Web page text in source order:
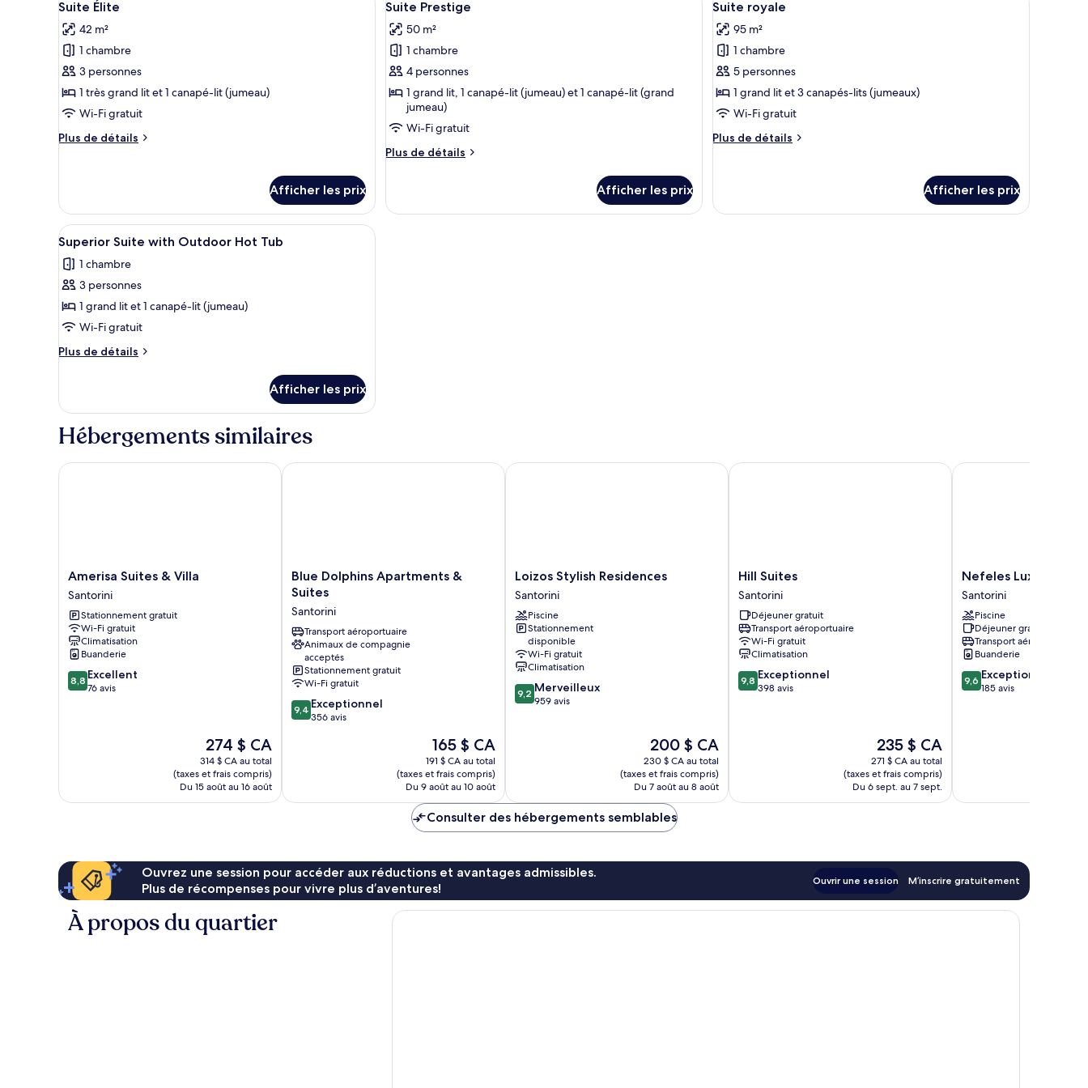
toutes
les
photos
pour
ce
type
chambre :
5
Suite Élite
42 m²
1 chambre
3 personnes
1 très grand lit et 1 canapé-lit (jumeau)
Wi-Fi gratuit
Plus de détails
Plus
Élite
Afficher les prix
toutes
les
photos
pour
ce
type
de
chambre :
9
Suite Prestige
50 m²
1 chambre
4 personnes
1 grand lit, 1 canapé-lit (jumeau) et 1 canapé-lit (grand
jumeau)
Wi-Fi gratuit
Plus de détails
Plus
Suite
Afficher les prix
toutes
les
photos
pour
ce
type
chambre :
8
Suite royale
95 m²
1 chambre
5 personnes
1 grand lit et 3 canapés-lits (jumeaux)
Wi-Fi gratuit
Plus de détails
Plus
royale
Afficher les prix
Afficher
toutes
les
photos
pour
ce
type
de
Superior
Suite
with
Hot
Une chambre à coucher moderne avec un lit, une table de chevet, un miroir et une serviette suspendue.
1
Superior Suite with Outdoor Hot Tub
1 chambre
3 personnes
1 grand lit et 1 canapé-lit (jumeau)
Wi-Fi gratuit
Plus de détails
Plus
Superior
Suite
with
Hot
Afficher les prix
Hébergements similaires
Amerisa
Suites
&
Villa
Santorini
Amerisa Suites & Villa
Santorini
Stationnement gratuit
Wi-Fi gratuit
Climatisation
Buanderie
8.8
sur
8,8 Excellent
76 avis
Le
prix
est
de
274 $ CA
274 $ CA
314 $ CA au total
(taxes et frais compris)
Du 15 août au 16 août
Amerisa Suites & Villa
Blue
Dolphins
&
Suites
Santorini
Blue Dolphins Apartments &
Suites
Santorini
Transport aéroportuaire
Animaux de compagnie
acceptés
Stationnement gratuit
Wi-Fi gratuit
9.4
sur
9,4 Exceptionnel
356 avis
Le
prix
est
de
165 $ CA
165 $ CA
191 $ CA au total
(taxes et frais compris)
Du 9 août au 10 août
Blue Dolphins Apartments & Suites
Loizos
Stylish
Residences
Santorini
Loizos Stylish Residences
Santorini
Piscine
Stationnement
disponible
Wi-Fi gratuit
Climatisation
9.2
sur
9,2 Merveilleux
959 avis
Le
prix
est
de
200 $ CA
200 $ CA
230 $ CA au total
(taxes et frais compris)
Du 7 août au 8 août
Loizos Stylish Residences
Hill
Suites
Santorini
Hill Suites
Santorini
Déjeuner gratuit
Transport aéroportuaire
Wi-Fi gratuit
Climatisation
9.8
sur
9,8 Exceptionnel
398 avis
Le
prix
est
de
235 $ CA
235 $ CA
271 $ CA au total
(taxes et frais compris)
Du 6 sept. au 7 sept.
Hill Suites
Nefeles
Luxury
Suites
Santorini
Nefeles Luxury
Santorini
Piscine
Déjeuner gratuit
Transport aéroportuaire
Buanderie
9.6
sur
9,6 Exceptionnel
185 avis
Nefeles Luxury Suites
Consulter des hébergements semblables
Ouvrez une session pour accéder aux réductions et avantages admissibles.
Plus de récompenses pour vivre plus d’aventures!
Ouvrir une session M’inscrire gratuitement
À propos du quartier